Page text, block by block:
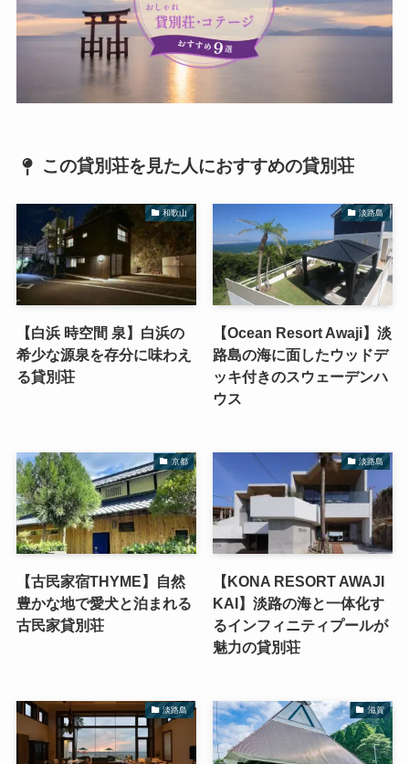
この貸別荘を見た人におすすめの貸別荘
和歌山
【白浜 時空間 泉】白浜の
希少な源泉を存分に味わえ
る貸別荘
淡路島
【Ocean Resort Awaji】淡
路島の海に面したウッドデ
ッキ付きのスウェーデンハ
ウス
京都
【古民家宿THYME】自然
豊かな地で愛犬と泊まれる
古民家貸別荘
淡路島
【KONA RESORT AWAJI
KAI】淡路の海と一体化す
るインフィニティプールが
魅力の貸別荘
淡路島 滋賀